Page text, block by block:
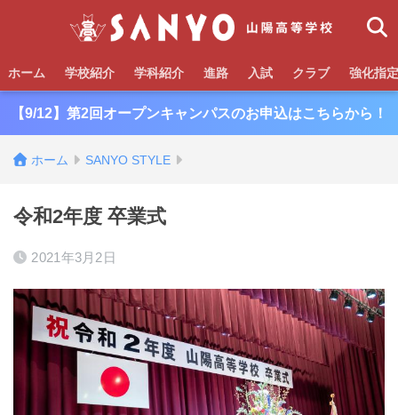
ホーム 学校紹介 学科紹介 進路 入試 クラブ 強化指
【9/12】第2回オープンキャンパスのお申込はこちらから！
ホーム SANYO STYLE
令和2年度 卒業式
2021年3月2日